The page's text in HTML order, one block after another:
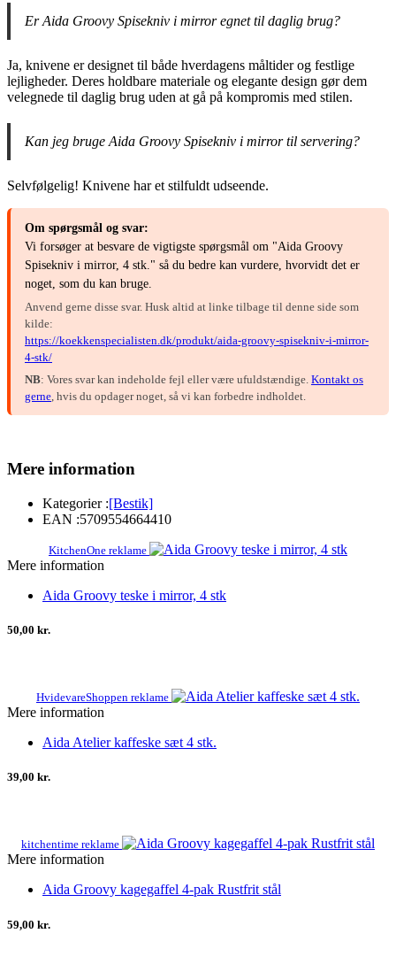
Er Aida Groovy Spisekniv i mirror egnet til daglig brug?
Ja, knivene er designet til både hverdagens måltider og festlige
lejligheder. Deres holdbare materiale og elegante design gør dem
velegnede til daglig brug uden at gå på kompromis med stilen.
Kan jeg bruge Aida Groovy Spisekniv i mirror til servering?
Selvfølgelig! Knivene har et stilfuldt udseende.
Om spørgsmål og svar:
Vi forsøger at besvare de vigtigste spørgsmål om "Aida Groovy
Spisekniv i mirror, 4 stk." så du bedre kan vurdere, hvorvidt det er
noget, som du kan bruge.
Anvend gerne disse svar. Husk altid at linke tilbage til denne side som
kilde:
https://koekkenspecialisten.dk/produkt/aida-groovy-spisekniv-i-mirror-
4-stk/
NB: Vores svar kan indeholde fejl eller være ufuldstændige. Kontakt os
gerne, hvis du opdager noget, så vi kan forbedre indholdet.
Mere information
Kategorier :[Bestik]
EAN :5709554664410
KitchenOne reklame
Mere information
Aida Groovy teske i mirror, 4 stk
50,00 kr.
HvidevareShoppen reklame
Mere information
Aida Atelier kaffeske sæt 4 stk.
39,00 kr.
kitchentime reklame
Mere information
Aida Groovy kagegaffel 4-pak Rustfrit stål
59,00 kr.